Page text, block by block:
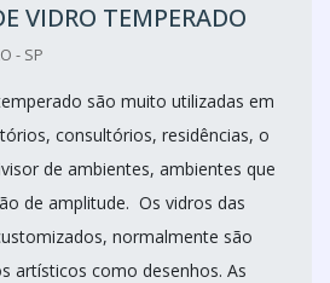
VIDRO TEMPERADO
- SP
são muito utilizadas em
consultórios, residências, o
de ambientes, ambientes que
de amplitude. Os vidros das
normalmente são
artísticos como desenhos. As